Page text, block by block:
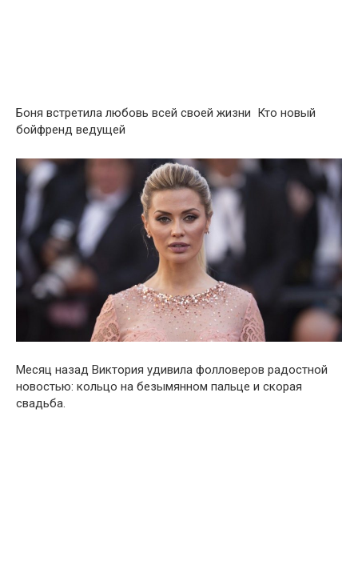
Боня встретила любовь всей своей жизни Кто новый
бойфренд ведущей
Месяц назад Виктория удивила фолловеров радостной
новостью: кольцо на безымянном пальце и скорая
свадьба.